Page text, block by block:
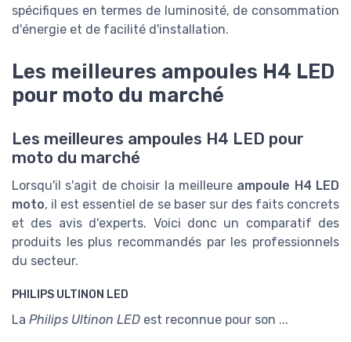
spécifiques en termes de luminosité, de consommation
d'énergie et de facilité d'installation.
Les meilleures ampoules H4 LED
pour moto du marché
Les meilleures ampoules H4 LED pour
moto du marché
Lorsqu'il s'agit de choisir la meilleure ampoule H4 LED
moto, il est essentiel de se baser sur des faits concrets
et des avis d'experts. Voici donc un comparatif des
produits les plus recommandés par les professionnels
du secteur.
PHILIPS ULTINON LED
La Philips Ultinon LED est reconnue pour son ...